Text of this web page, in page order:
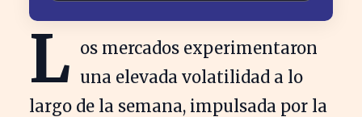
L os mercados experimentaron
una elevada volatilidad a lo
largo de la semana, impulsada por la